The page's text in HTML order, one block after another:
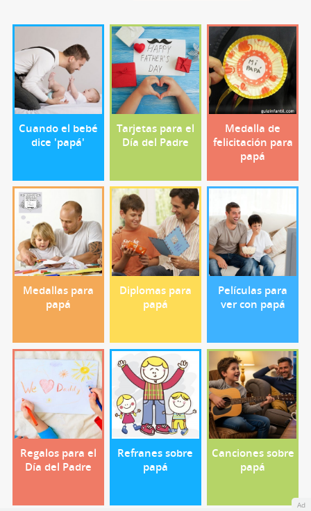
Cuando el bebé
dice 'papá'
Tarjetas para el
Día del Padre
Medalla de
felicitación para
papá
Medallas para
papá
Diplomas para
papá
Películas para
ver con papá
Regalos para el
Día del Padre
Refranes sobre
papá
Canciones sobre
papá
Ad